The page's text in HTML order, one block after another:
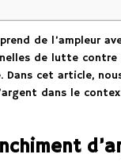
de l’ampleur
de lutte
Dans cet article,
dans le